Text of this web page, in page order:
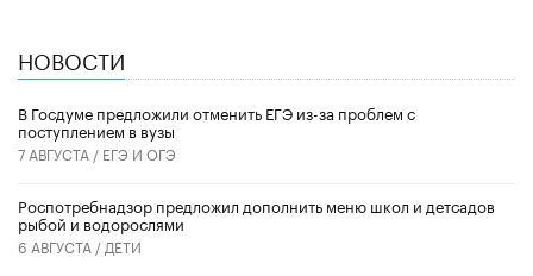
НОВОСТИ
В Госдуме предложили отменить ЕГЭ из-за проблем с
поступлением в вузы
7 АВГУСТА / ЕГЭ И ОГЭ
Роспотребнадзор предложил дополнить меню школ и детсадов
рыбой и водорослями
6 АВГУСТА / ДЕТИ